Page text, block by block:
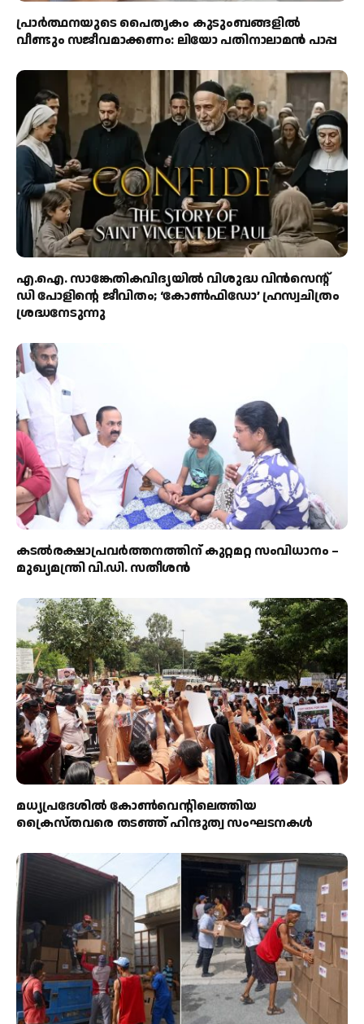
പ്രാര്‍ത്ഥനയുടെ പൈതൃകം കുടുംബങ്ങളില്‍
വീണ്ടും സജീവമാക്കണം: ലിയോ പതിനാലാമന്‍ പാപ്പ
എ.ഐ. സാങ്കേതികവിദ്യയിൽ വിശുദ്ധ വിൻസെന്റ്
ഡി പോളിന്റെ ജീവിതം; ‘കോൺഫിഡോ’ ഹ്രസ്വചിത്രം
ശ്രദ്ധനേടുന്നു
കടല്‍രക്ഷാപ്രവര്‍ത്തനത്തിന് കുറ്റമറ്റ സംവിധാനം –
മുഖ്യമന്ത്രി വി.ഡി. സതീശന്‍
മധ്യപ്രദേശിൽ കോൺവെന്റിലെത്തിയ
ക്രൈസ്തവരെ തടഞ്ഞ് ഹിന്ദുത്വ സംഘടനകൾ